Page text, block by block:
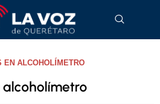
EN ALCOHOLÍMETRO